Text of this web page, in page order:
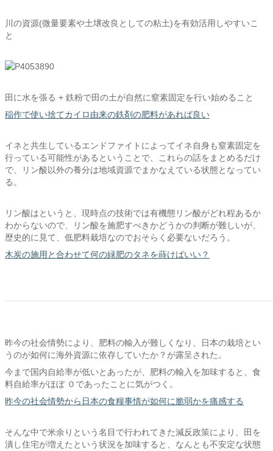
川の資源(微量要素や土壌改良としての粘土)を有効活用しやすいこ
と
田に水を張る + 鉄粉で田の土が自然に窒素固定を行い始めること
稲作で使い捨てカイロ由来の鉄剤の肥料があれば良い
イネと共生しているエンドファイトによってイネ自身も窒素固定を
行っている可能性があるということで、これらの話をまとめるだけ
で、リン酸以外の養分は地域資源でまかなえている状態となってい
る。
リン酸はというと、現時点の技術では有機態リン酸がどれ程あるか
わからないので、リン酸を施肥すべきかどうかの判断が難しいが、
歴史的に見て、低肥料栽培なのでおそらく必要ないだろう。
木炭の施用と合わせて何の緑肥のタネを蒔けばいい？
昨今の社会情勢により、肥料の輸入が難しくなり、日本の栽培とい
うのが如何に海外資源に依存していたか？が露呈された。
今まで国内自給率が低いとあったが、肥料の輸入を加味すると、食
料自給率がほぼ ０であったことに気がつく。
昨今の社会情勢から日本の食糧事情が如何に脆弱かを痛感する
そんな中で米余りという名目で行われてきた減反政策により、田を
潰し住宅が増えたという状況を加味すると、なんとも不安定な状態